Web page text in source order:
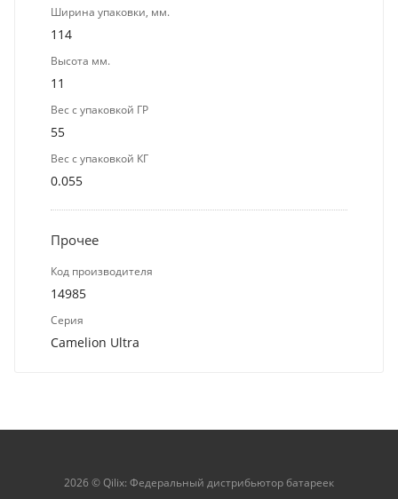
Ширина упаковки, мм.
114
Высота мм.
11
Вес с упаковкой ГР
55
Вес с упаковкой КГ
0.055
Прочее
Код производителя
14985
Серия
Camelion Ultra
2026 © Qilix: Федеральный дистрибьютор батареек